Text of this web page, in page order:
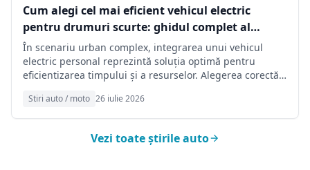
Cum alegi cel mai eficient vehicul electric
pentru drumuri scurte: ghidul complet al
autonomiei și costurilor zilnice
În scenariu urban complex, integrarea unui vehicul
electric personal reprezintă soluția optimă pentru
eficientizarea timpului și a resurselor. Alegerea corectă a
specifice și de corelarea corectă a parametrilor tehnici ai
fiecărui model disponibil pe piață.
Stiri auto / moto 26 iulie 2026
Vezi toate știrile auto